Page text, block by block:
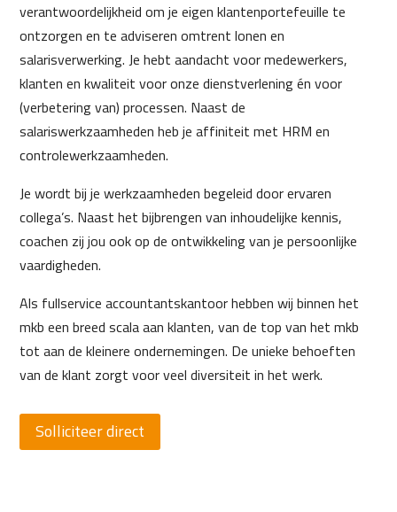
verantwoordelijkheid om je eigen klantenportefeuille te
ontzorgen en te adviseren omtrent lonen en
salarisverwerking. Je hebt aandacht voor medewerkers,
klanten en kwaliteit voor onze dienstverlening én voor
(verbetering van) processen. Naast de
salariswerkzaamheden heb je affiniteit met HRM en
controlewerkzaamheden.
Je wordt bij je werkzaamheden begeleid door ervaren
collega’s. Naast het bijbrengen van inhoudelijke kennis,
coachen zij jou ook op de ontwikkeling van je persoonlijke
vaardigheden.
Als fullservice accountantskantoor hebben wij binnen het
mkb een breed scala aan klanten, van de top van het mkb
tot aan de kleinere ondernemingen. De unieke behoeften
van de klant zorgt voor veel diversiteit in het werk.
Solliciteer direct